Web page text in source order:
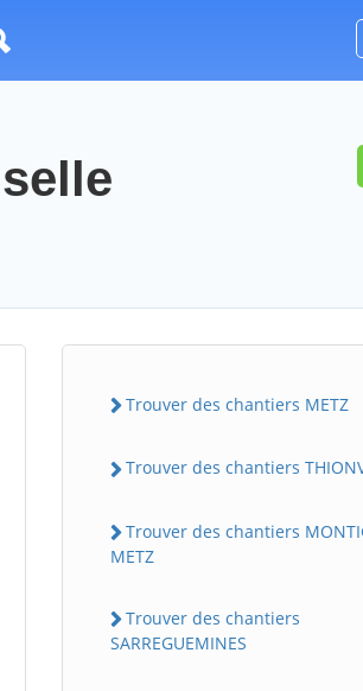
Trouver des chantiers METZ
Trouver des chantiers
Trouver des chantiers
METZ
Trouver des chantiers
SARREGUEMINES